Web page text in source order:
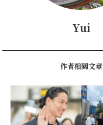
Yui
作者相關文章